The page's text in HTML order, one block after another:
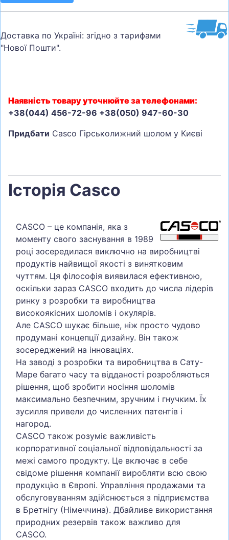
Доставка по Україні: згідно з тарифами
"Нової Пошти".
Наявність товару уточнюйте за телефонами:
+38(044) 456-72-96 +38(050) 947-60-30
Придбати Casco Гірськолижний шолом у Києві
Історія Casco
CASCO – це компанія, яка з
моменту свого заснування в 1989
році зосередилася виключно на виробництві
продуктів найвищої якості з винятковим
чуттям. Ця філософія виявилася ефективною,
оскільки зараз CASCO входить до числа лідерів
ринку з розробки та виробництва
високоякісних шоломів і окулярів.
Але CASCO шукає більше, ніж просто чудово
продумані концепції дизайну. Він також
зосереджений на інноваціях.
На заводі з розробки та виробництва в Сату-
Маре багато часу та відданості розробляються
рішення, щоб зробити носіння шоломів
максимально безпечним, зручним і гнучким. Їх
зусилля привели до численних патентів і
нагород.
CASCO також розуміє важливість
корпоративної соціальної відповідальності за
межі самого продукту. Це включає в себе
свідоме рішення компанії виробляти всю свою
продукцію в Європі. Управління продажами та
обслуговуванням здійснюється з підприємства
в Бретнігу (Німеччина). Дбайливе використання
природних резервів також важливо для
CASCO.